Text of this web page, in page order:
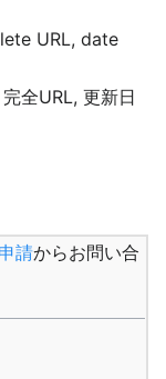
URL, date
全URL, 更新日
請からお問い合